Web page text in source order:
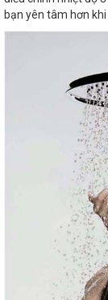
bạn yên tâm hơn